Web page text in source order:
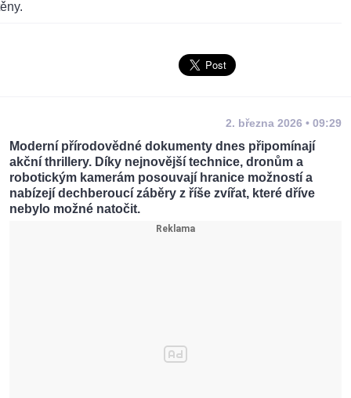
2. března 2026 • 09:29
Moderní přírodovědné dokumenty dnes připomínají
akční thrillery. Díky nejnovější technice, dronům a
robotickým kamerám posouvají hranice možností a
nabízejí dechberoucí záběry z říše zvířat, které dříve
nebylo možné natočit.